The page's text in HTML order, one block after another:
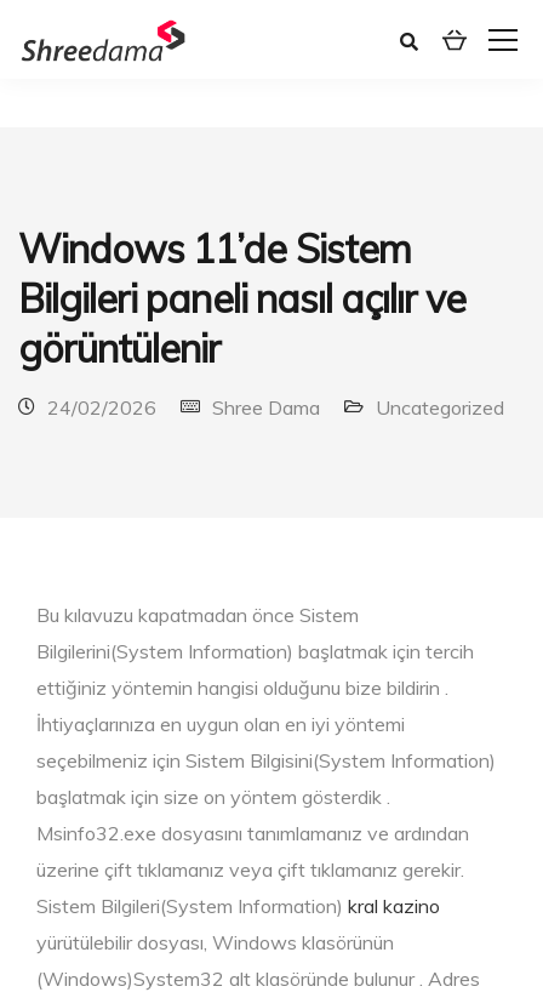
Windows 11’de Sistem
Bilgileri paneli nasıl açılır ve
görüntülenir
24/02/2026 Shree Dama Uncategorized
Bu kılavuzu kapatmadan önce Sistem
Bilgilerini(System Information) başlatmak için tercih
ettiğiniz yöntemin hangisi olduğunu bize bildirin .
İhtiyaçlarınıza en uygun olan en iyi yöntemi
seçebilmeniz için Sistem Bilgisini(System Information)
başlatmak için size on yöntem gösterdik .
Msinfo32.exe dosyasını tanımlamanız ve ardından
üzerine çift tıklamanız veya çift tıklamanız gerekir.
Sistem Bilgileri(System Information) kral kazino
yürütülebilir dosyası, Windows klasörünün
(Windows)System32 alt klasöründe bulunur . Adres